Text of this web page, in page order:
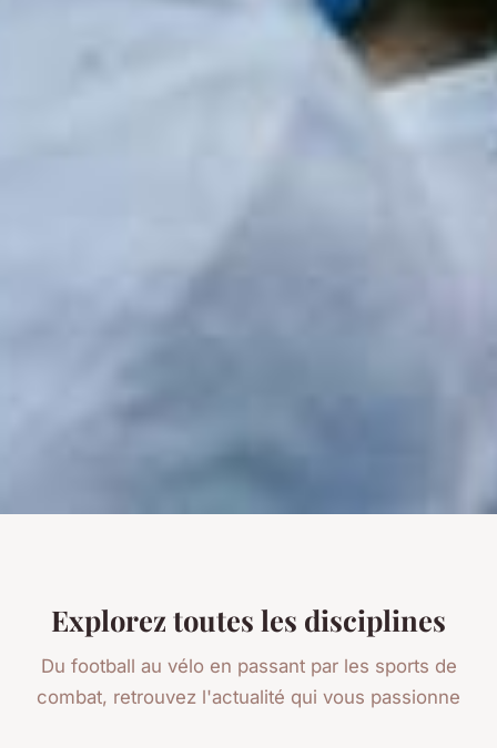
Explorez toutes les disciplines
Du football au vélo en passant par les sports de
combat, retrouvez l'actualité qui vous passionne